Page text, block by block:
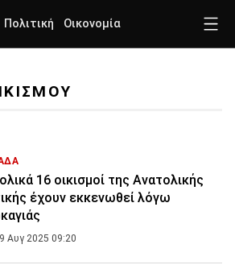
Πολιτική Οικονομία
16 οικισμοί της Ανατολικής
έχουν εκκενωθεί λόγω
Αυγ 2025 09:20